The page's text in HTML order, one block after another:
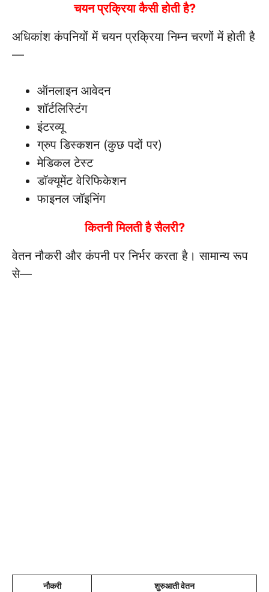
चयन प्रक्रिया कैसी होती है?
अधिकांश कंपनियों में चयन प्रक्रिया निम्न चरणों में होती है
—
ऑनलाइन आवेदन
शॉर्टलिस्टिंग
इंटरव्यू
ग्रुप डिस्कशन (कुछ पदों पर)
मेडिकल टेस्ट
डॉक्यूमेंट वेरिफिकेशन
फाइनल जॉइनिंग
कितनी मिलती है सैलरी?
वेतन नौकरी और कंपनी पर निर्भर करता है। सामान्य रूप
से—
नौकरी शुरुआती वेतन